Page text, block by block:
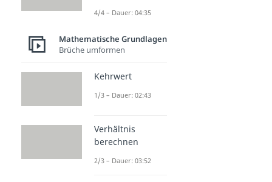
4/4 – Dauer: 04:35
Mathematische Grundlagen
Brüche umformen
Kehrwert
1/3 – Dauer: 02:43
Verhältnis
berechnen
2/3 – Dauer: 03:52